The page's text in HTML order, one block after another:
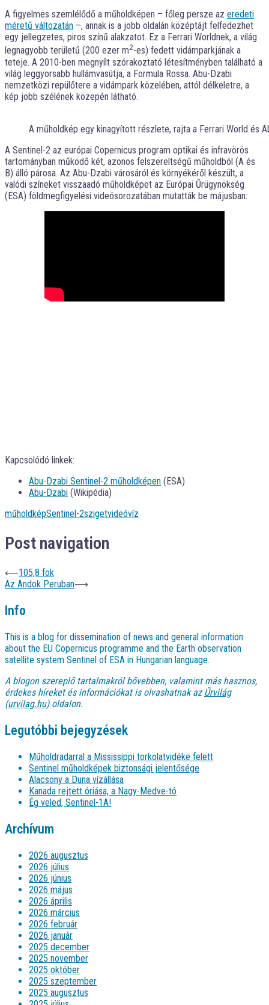
A figyelmes szemlélődő a műholdképen – főleg persze az eredeti
méretű változatán –, annak is a jobb oldalán középtájt felfedezhet
egy jellegzetes, piros színű alakzatot. Ez a Ferrari Worldnek, a világ
legnagyobb területű (200 ezer m2-es) fedett vidámparkjának a
teteje. A 2010-ben megnyílt szórakoztató létesítményben található a
világ leggyorsabb hullámvasútja, a Formula Rossa. Abu-Dzabi
nemzetközi repülőtere a vidámpark közelében, attól délkeletre, a
kép jobb szélének közepén látható.
A műholdkép egy kinagyított részlete, rajta a Ferrari World és
A Sentinel-2 az európai Copernicus program optikai és infravörös
tartományban működő két, azonos felszereltségű műholdból (A és
B) álló párosa. Az Abu-Dzabi városáról és környékéről készült, a
valódi színeket visszaadó műholdképet az Európai Űrügynökség
(ESA) földmegfigyelési videósorozatában mutatták be májusban:
Kapcsolódó linkek:
Abu-Dzabi Sentinel-2 műholdképen (ESA)
Abu-Dzabi (Wikipédia)
műholdképSentinel-2szigetvideóvíz
Post navigation
⟵105,8 fok
Az Andok Peruban⟶
Info
This is a blog for dissemination of news and general information
about the EU Copernicus programme and the Earth observation
satellite system Sentinel of ESA in Hungarian language.
A blogon szereplő tartalmakról bővebben, valamint más hasznos,
érdekes híreket és információkat is olvashatnak azŰrvilág
(urvilag.hu)oldalon.
Legutóbbi bejegyzések
Műholdradarral a Mississippi torkolatvidéke felett
Sentinel műholdképek biztonsági jelentősége
Alacsony a Duna vízállása
Kanada rejtett óriása, a Nagy-Medve-tó
Ég veled, Sentinel-1A!
Archívum
2026 augusztus
2026 július
2026 június
2026 május
2026 április
2026 március
2026 február
2026 január
2025 december
2025 november
2025 október
2025 szeptember
2025 augusztus